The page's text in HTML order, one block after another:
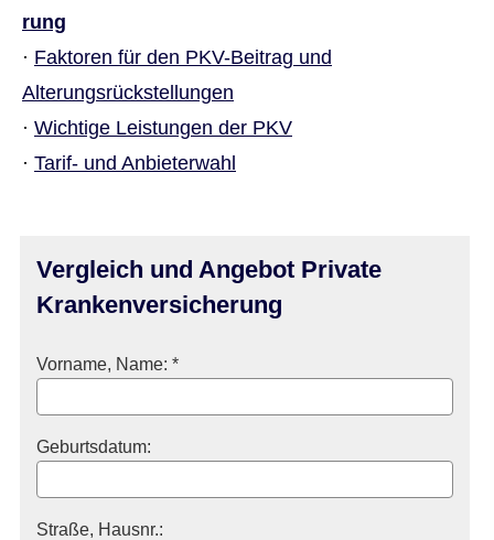
rung
· Faktoren für den PKV-Beitrag und
Alterungsrückstellungen
· Wichtige Leistungen der PKV
· Tarif- und Anbieterwahl
Vergleich und Angebot Private
Kranken­ver­si­che­rung
Vorname, Name: *
Geburts­datum:
Straße, Hausnr.: